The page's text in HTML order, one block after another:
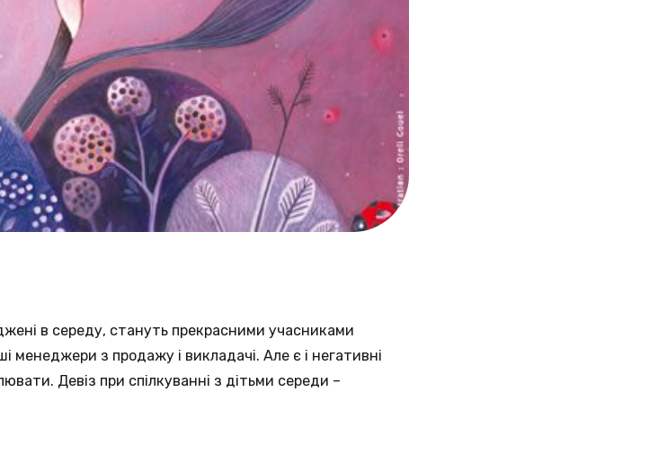
в середу, стануть прекрасними учасниками
менеджери з продажу і викладачі. Але є і негативні
Девіз при спілкуванні з дітьми середи –